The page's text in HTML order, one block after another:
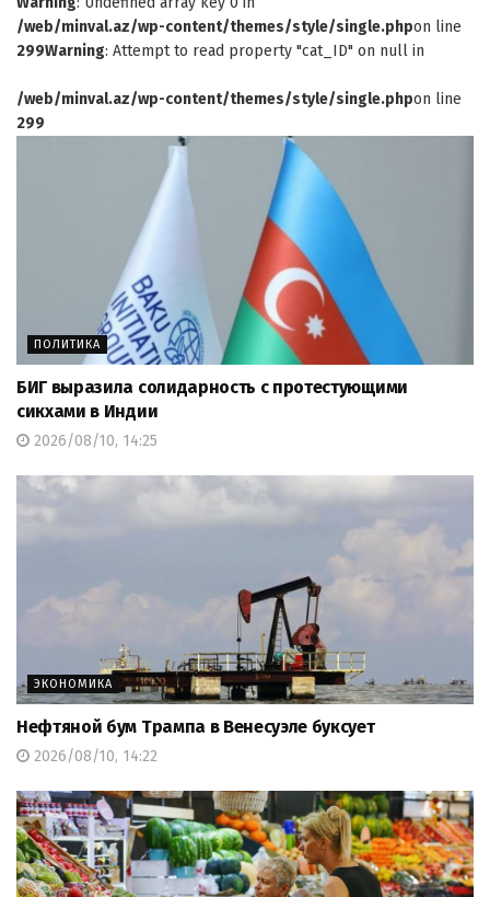
/web/minval.az/wp-content/themes/style/single.phpon line
299Warning: Attempt to read property "cat_ID" on null in
/web/minval.az/wp-content/themes/style/single.phpon line
299
ПОЛИТИКА
БИГ выразила солидарность с протестующими
сикхами в Индии
2026/08/10, 14:25
ЭКОНОМИКА
Нефтяной бум Трампа в Венесуэле буксует
2026/08/10, 14:22